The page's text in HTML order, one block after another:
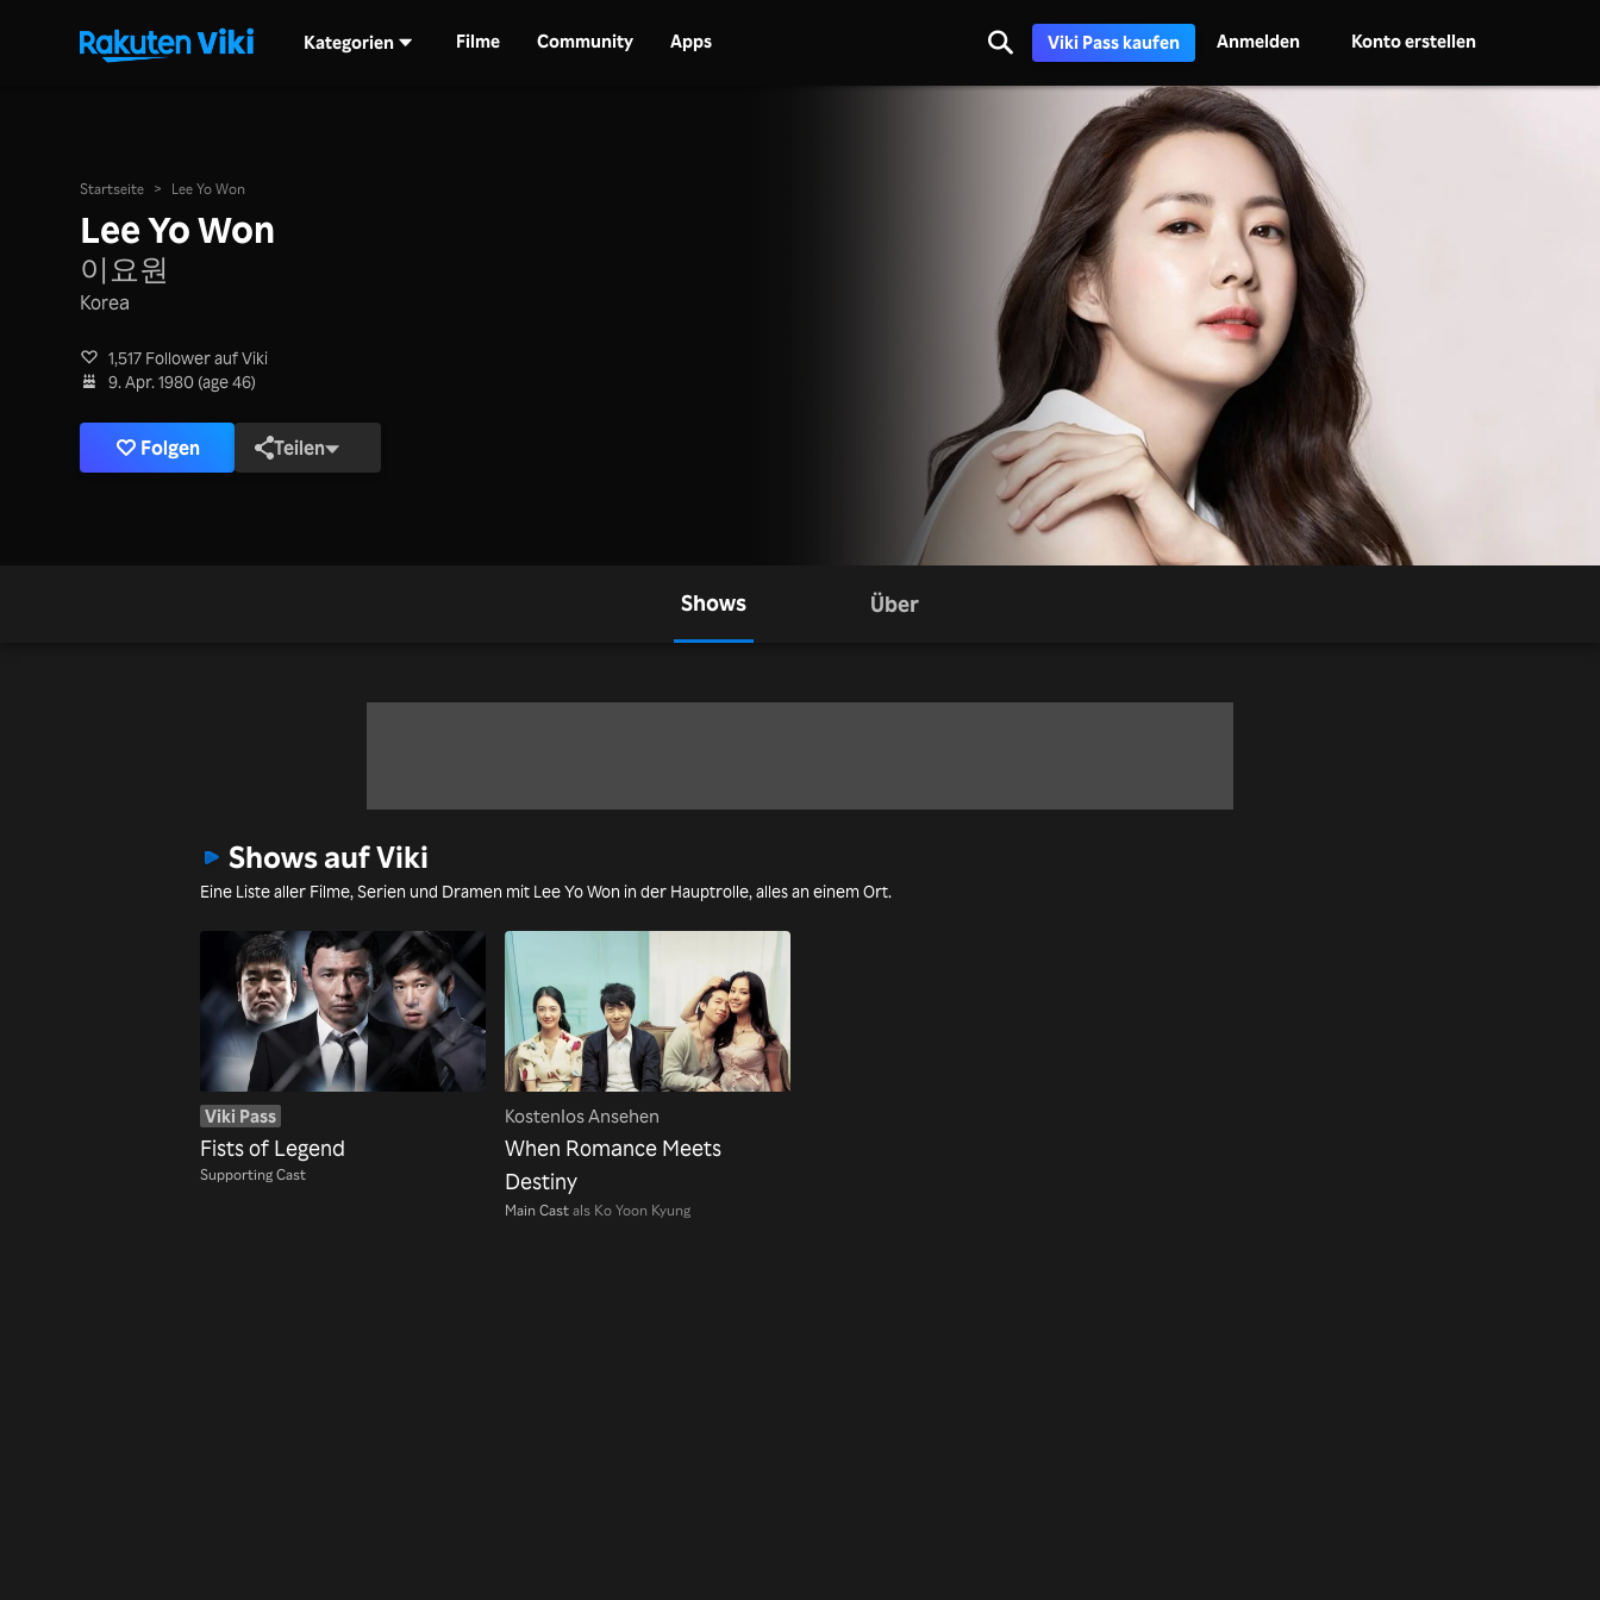
Kategorien Filme Community Apps Viki Pass kaufen Anmelden Konto erstellen
Startseite > Lee Yo Won
Lee Yo Won
이요원
Korea
1,517 Follower auf Viki
9. Apr. 1980 (age 46)
Folgen Teilen
Shows Über
Shows auf Viki
Eine Liste aller Filme, Serien und Dramen mit Lee Yo Won in der Hauptrolle, alles an einem Ort.
Viki Pass
Fists of Legend
Supporting Cast
Kostenlos Ansehen
When Romance Meets
Destiny
Main Castals Ko Yoon Kyung